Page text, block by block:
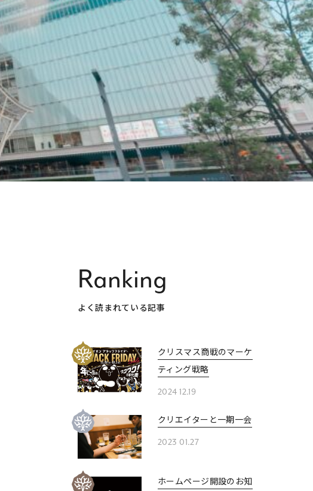
Ranking
よく読まれている記事
クリスマス商戦のマーケ
ティング戦略
2024 12.19
クリエイターと一期一会
2023 01.27
ホームページ開設のお知